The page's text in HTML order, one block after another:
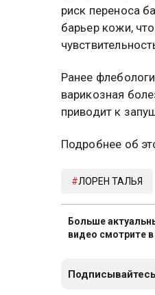
риск переноса
барьер кожи,
Ранее
варикозная
приводит к
Подробнее об
ЛОРЕН ТАЛЬЯ
Больше
видео смотрите